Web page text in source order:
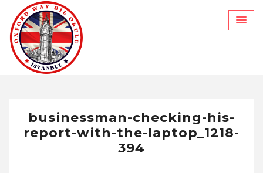
content
businessman-checking-his-
report-with-the-laptop_1218-
394